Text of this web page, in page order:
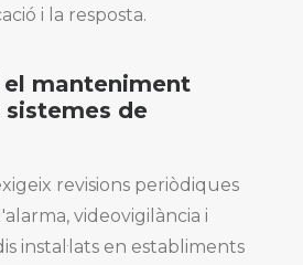
i la resposta.
manteniment
de
revisions periòdiques
videovigilància i
instal·lats en establiments